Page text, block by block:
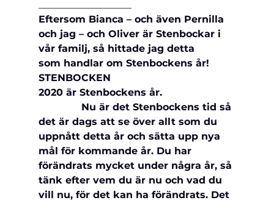
Eftersom Bianca – och även Pernilla
och jag – och Oliver är Stenbockar i
vår familj, så hittade jag detta
som handlar om Stenbockens år!
STENBOCKEN
2020 är Stenbockens år.
Nu är det Stenbockens tid så
det är dags att se över allt som du
uppnått detta år och sätta upp nya
mål för kommande år. Du har
förändrats mycket under några år, så
tänk efter vem du är nu och vad du
vill nu, för det kan ha förändrats. Det